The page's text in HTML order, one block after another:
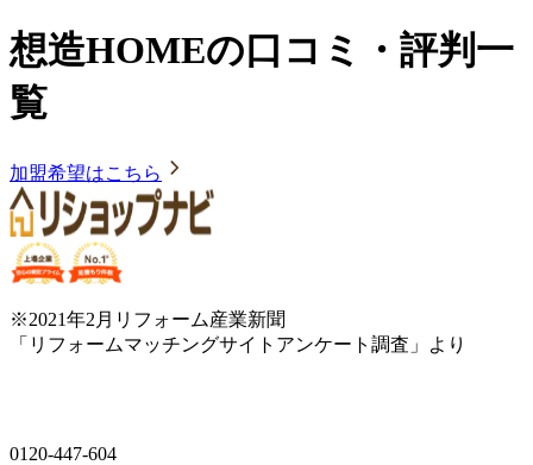
想造HOMEの口コミ・評判一
覧
加盟希望はこちら
※2021年2月リフォーム産業新聞
「リフォームマッチングサイトアンケート調査」より
0120-447-604